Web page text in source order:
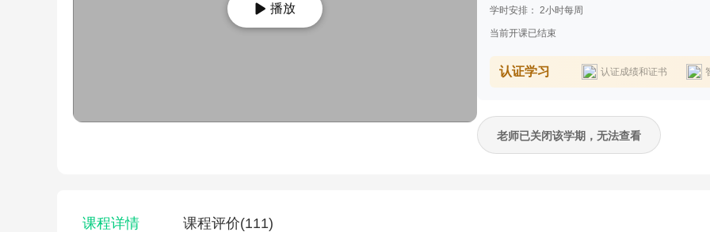
播放
学时安排： 2小时每周
当前开课已结束
认证学习 认证成绩和证书
老师已关闭该学期，无法查看
课程详情 课程评价(111)